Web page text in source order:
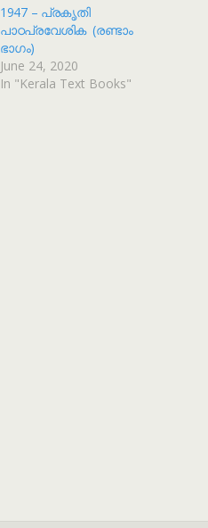
1947 – പ്രകൃതി
പാഠപ്രവേശിക (രണ്ടാം
ഭാഗം)
June 24, 2020
In "Kerala Text Books"